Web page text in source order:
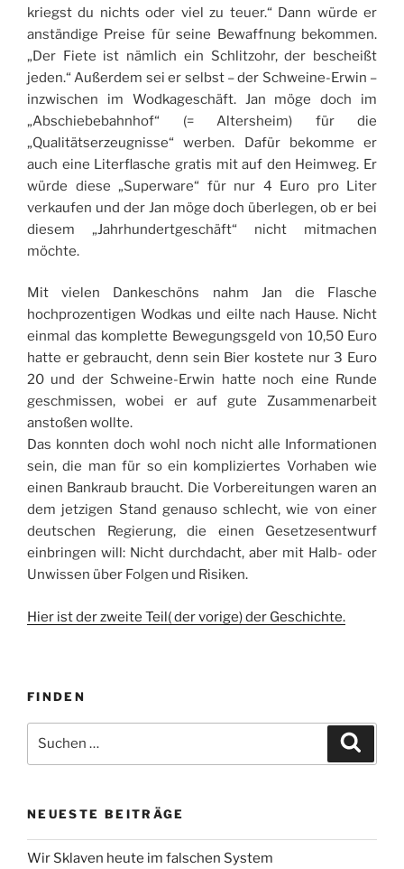
kriegst du nichts oder viel zu teuer.“ Dann würde er
anständige Preise für seine Bewaffnung bekommen.
„Der Fiete ist nämlich ein Schlitzohr, der bescheißt
jeden.“ Außerdem sei er selbst – der Schweine-Erwin –
inzwischen im Wodkageschäft. Jan möge doch im
„Abschiebebahnhof“ (= Altersheim) für die
„Qualitätserzeugnisse“ werben. Dafür bekomme er
auch eine Literflasche gratis mit auf den Heimweg. Er
würde diese „Superware“ für nur 4 Euro pro Liter
verkaufen und der Jan möge doch überlegen, ob er bei
diesem „Jahrhundertgeschäft“ nicht mitmachen
möchte.
Mit vielen Dankeschöns nahm Jan die Flasche
hochprozentigen Wodkas und eilte nach Hause. Nicht
einmal das komplette Bewegungsgeld von 10,50 Euro
hatte er gebraucht, denn sein Bier kostete nur 3 Euro
20 und der Schweine-Erwin hatte noch eine Runde
geschmissen, wobei er auf gute Zusammenarbeit
anstoßen wollte.
Das konnten doch wohl noch nicht alle Informationen
sein, die man für so ein kompliziertes Vorhaben wie
einen Bankraub braucht. Die Vorbereitungen waren an
dem jetzigen Stand genauso schlecht, wie von einer
deutschen Regierung, die einen Gesetzesentwurf
einbringen will: Nicht durchdacht, aber mit Halb- oder
Unwissen über Folgen und Risiken.
Hier ist der zweite Teil( der vorige) der Geschichte.
FINDEN
nach:
NEUESTE BEITRÄGE
Wir Sklaven heute im falschen System